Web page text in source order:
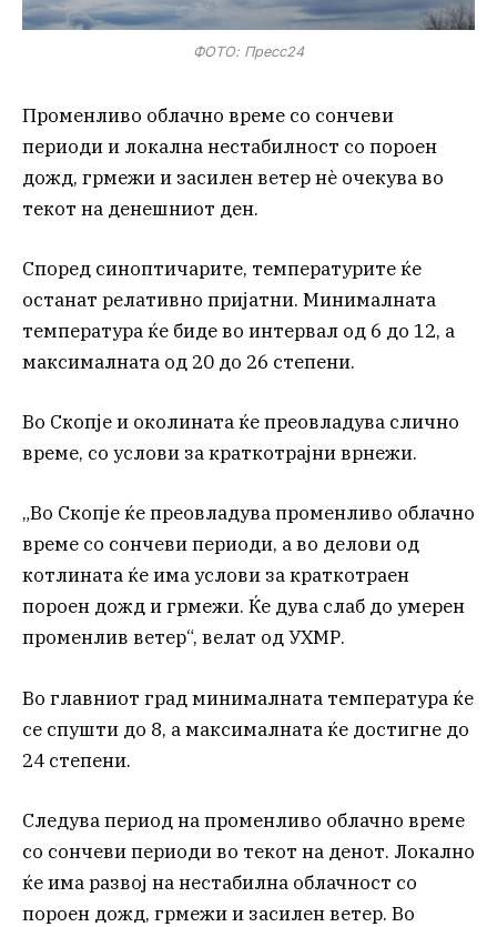
ФОТО: Пресс24
Променливо облачно време со сончеви
периоди и локална нестабилност со пороен
дожд, грмежи и засилен ветер нè очекува во
текот на денешниот ден.
Според синоптичарите, температурите ќе
останат релативно пријатни. Минималната
температура ќе биде во интервал од 6 до 12, а
максималната од 20 до 26 степени.
Во Скопје и околината ќе преовладува слично
време, со услови за краткотрајни врнежи.
„Во Скопје ќе преовладува променливо облачно
време со сончеви периоди, а во делови од
котлината ќе има услови за краткотраен
пороен дожд и грмежи. Ќе дува слаб до умерен
променлив ветер“, велат од УХМР.
Во главниот град минималната температура ќе
се спушти до 8, а максималната ќе достигне до
24 степени.
Следува период на променливо облачно време
со сончеви периоди во текот на денот. Локално
ќе има развој на нестабилна облачност со
пороен дожд, грмежи и засилен ветер. Во